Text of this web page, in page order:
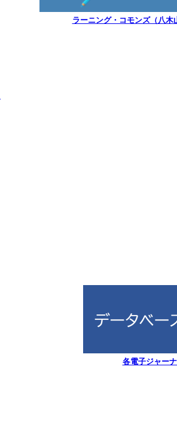
ラーニング・コモンズ（八
各電子ジャー